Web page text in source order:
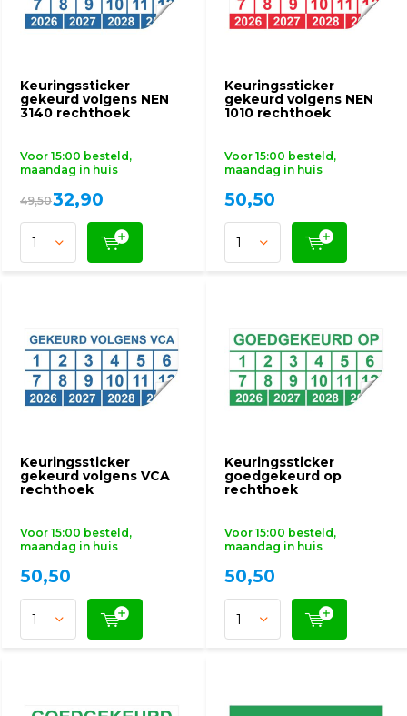
Keuringssticker
gekeurd volgens NEN
3140 rechthoek
Voor 15:00 besteld,
maandag in huis
49,5032,90
Keuringssticker
gekeurd volgens NEN
1010 rechthoek
Voor 15:00 besteld,
maandag in huis
50,50
Keuringssticker
gekeurd volgens VCA
rechthoek
Voor 15:00 besteld,
maandag in huis
50,50
Keuringssticker
goedgekeurd op
rechthoek
Voor 15:00 besteld,
maandag in huis
50,50